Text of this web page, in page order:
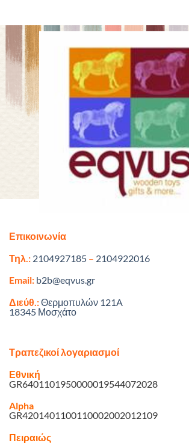
Επικοινωνία
Τηλ.: 2104927185 – 2104922016
Email: b2b@eqvus.gr
Διεύθ.:Θερμοπυλών 121A
18345 Μοσχάτο
Τραπεζικοί λογαριασμοί
Εθνική
GR6401101950000019544072028
Alpha
GR4201401100110002002012109
Πειραιώς